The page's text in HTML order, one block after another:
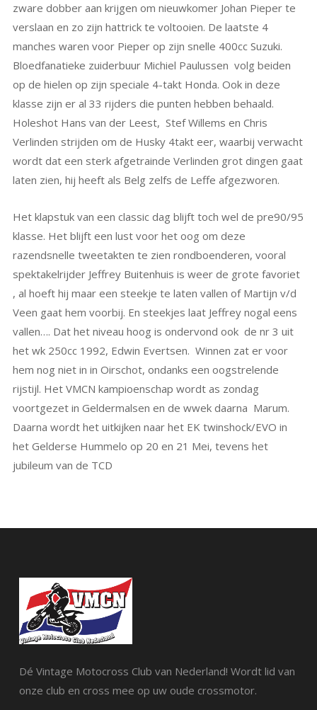
zware dobber aan krijgen om nieuwkomer Johan Pieper te
verslaan en zo zijn hattrick te voltooien. De laatste 4
manches waren voor Pieper op zijn snelle 400cc Suzuki.
Bloedfanatieke zuiderbuur Michiel Paulussen volg beiden
op de hielen op zijn speciale 4-takt Honda. Ook in deze
klasse zijn er al 33 rijders die punten hebben behaald.
Holeshot Hans van der Leest, Stef Willems en Chris
Verlinden strijden om de Husky 4takt eer, waarbij verwacht
wordt dat een sterk afgetrainde Verlinden grot dingen gaat
laten zien, hij heeft als Belg zelfs de Leffe afgezworen.
Het klapstuk van een classic dag blijft toch wel de pre90/95
klasse. Het blijft een lust voor het oog om deze
razendsnelle tweetakten te zien rondboenderen, vooral
spektakelrijder Jeffrey Buitenhuis is weer de grote favoriet
, al hoeft hij maar een steekje te laten vallen of Martijn v/d
Veen gaat hem voorbij. En steekjes laat Jeffrey nogal eens
vallen…. Dat het niveau hoog is ondervond ook de nr 3 uit
het wk 250cc 1992, Edwin Evertsen. Winnen zat er voor
hem nog niet in in Oirschot, ondanks een oogstrelende
rijstijl. Het VMCN kampioenschap wordt as zondag
voortgezet in Geldermalsen en de wwek daarna Marum.
Daarna wordt het uitkijken naar het EK twinshock/EVO in
het Gelderse Hummelo op 20 en 21 Mei, tevens het
jubileum van de TCD
Dé Vintage Motocross Club van Nederland! Wordt lid van
onze club en cross mee op uw oude crossmotor.